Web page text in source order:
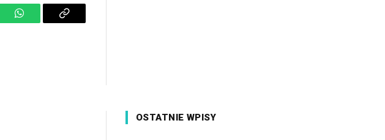
WhatsAppCopy
OSTATNIE WPISY